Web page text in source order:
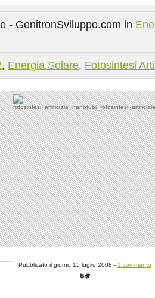
- GenitronSviluppo.com in
, Energia Solare, Fotosintesi
Pubblicato il giorno 15 luglio 2008 - 1 commento